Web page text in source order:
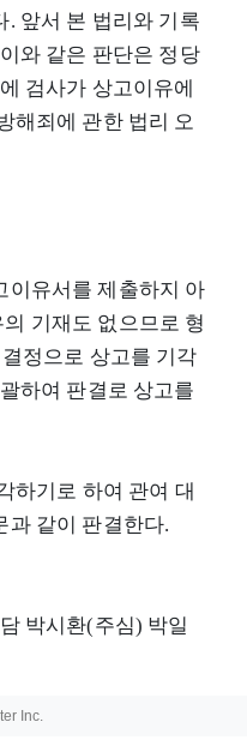
. 앞서 본 법리와 기록
와 같은 판단은 정당
검사가 상고이유에
해죄에 관한 법리 오
이유서를 제출하지 아
기재도 없으므로 형
정으로 상고를 기각
하여 판결로 상고를
하기로 하여 관여 대
과 같이 판결한다.
박시환(주심) 박일
Inc.